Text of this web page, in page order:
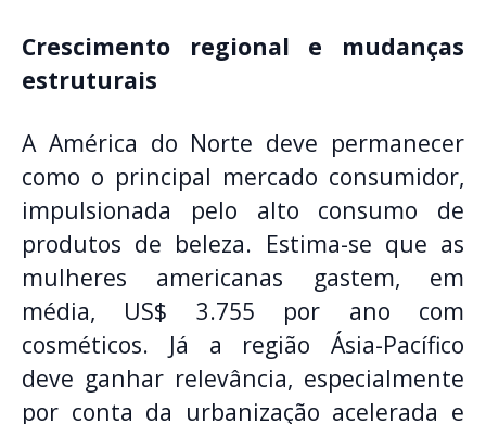
Crescimento regional e mudanças
estruturais
A América do Norte deve permanecer
como o principal mercado consumidor,
impulsionada pelo alto consumo de
produtos de beleza. Estima-se que as
mulheres americanas gastem, em
média, US$ 3.755 por ano com
cosméticos. Já a região Ásia-Pacífico
deve ganhar relevância, especialmente
por conta da urbanização acelerada e